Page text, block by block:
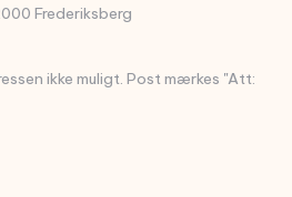
Frederiksberg
ikke muligt. Post mærkes "Att: